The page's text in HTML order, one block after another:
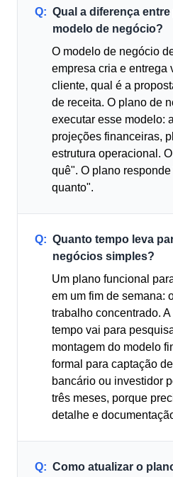
Q: Qual a diferença
modelo de negócio?
O modelo de negócio
empresa cria e entrega
cliente, qual é a
de receita. O plano de
executar esse modelo:
projeções financeiras,
estrutura operacional.
quê". O plano
quanto".
Q: Quanto tempo leva
negócios simples?
Um plano funcional
em um fim de semana:
trabalho concentrado.
tempo vai para
montagem do modelo
formal para captação
bancário ou investidor
três meses, porque
detalhe e
Q: Como atualizar o